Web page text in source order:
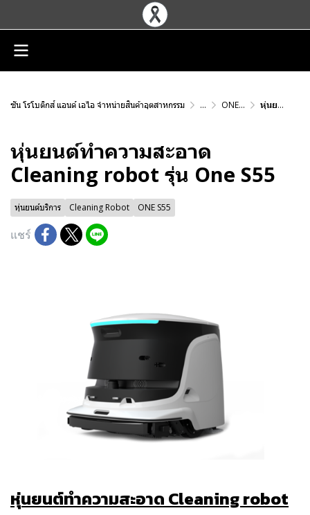
ซัน โรโบติกส์ แอนด์ เอไอ จำหน่ายสินค้าอุตสาหกรรม ... ONE S55 หุ่นยนต์ทำความสะอาด Cleaning robot รุ่น One S55
หุ่นยนต์ทำความสะอาด
Cleaning robot รุ่น One S55
หุ่นยนต์บริการ Cleaning Robot ONE S55
แชร์
หุ่นยนต์ทำความสะอาด Cleaning robot